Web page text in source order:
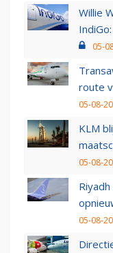
Willie
05-
route
05-08-
KLM
05-08-
05-08-